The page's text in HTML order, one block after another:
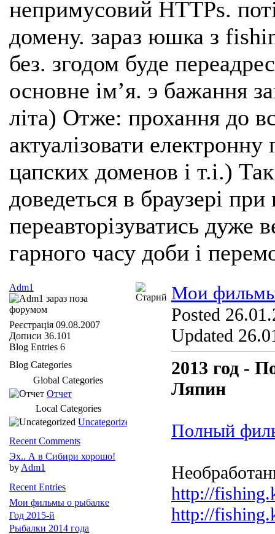
непримусовий HTTPs.
домену. зараз юшка з
без. згодом буде
основне імʼя. э бажання
літа) Отже: прохання до
актуалізовати
цапских доменов і т.і.)
доведеться в браузері
переавторізуватись
гарного часу доби і
Мои
Posted
Updated
2013 год -
Ляпин
Полный
http://
http://
Adm1
Реєстрація 09.08.2007
Дописи 36.101
Blog Entries 6
Blog Categories
Global Categories
Отчет
Local Categories
Uncategorized
Recent Comments
Эх.. А в Сибири хорошо!
by Adm1
Recent Entries
Мои фильмы о рыбалке
Год 2015-й
Рыбалки 2014 года